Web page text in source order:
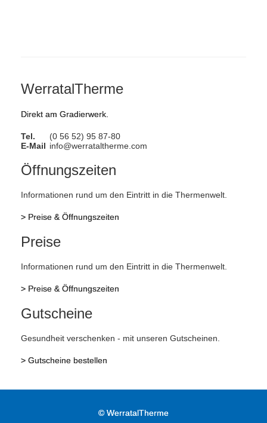
WerratalTherme
Direkt am Gradierwerk.
Tel.
(0 56 52) 95 87-80
E-Mail info@werrataltherme.com
Öffnungszeiten
Informationen rund um den Eintritt in die Thermenwelt.
> Preise & Öffnungszeiten
Preise
Informationen rund um den Eintritt in die Thermenwelt.
> Preise & Öffnungszeiten
Gutscheine
Gesundheit verschenken - mit unseren Gutscheinen.
> Gutscheine bestellen
© WerratalTherme